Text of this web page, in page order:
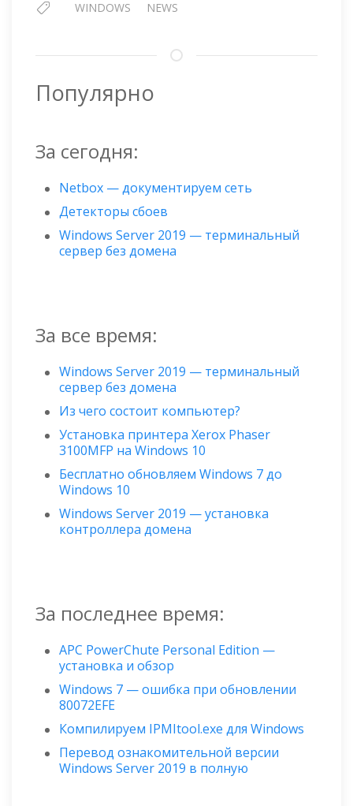
WINDOWS NEWS
Популярно
За сегодня:
Netbox — документируем сеть
Детекторы сбоев
Windows Server 2019 — терминальный
сервер без домена
За все время:
Windows Server 2019 — терминальный
сервер без домена
Из чего состоит компьютер?
Установка принтера Xerox Phaser
3100MFP на Windows 10
Бесплатно обновляем Windows 7 до
Windows 10
Windows Server 2019 — установка
контроллера домена
За последнее время:
APC PowerChute Personal Edition —
установка и обзор
Windows 7 — ошибка при обновлении
80072EFE
Компилируем IPMItool.exe для Windows
Перевод ознакомительной версии
Windows Server 2019 в полную